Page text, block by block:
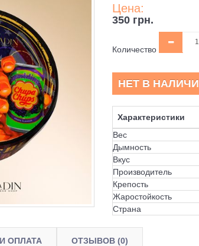
Цена:
350 грн.
Количество
НЕТ В
Характеристики
Вес
Дымность
Вкус
Производитель
Крепость
Жаростойкость
Страна
ОПЛАТА ОТЗЫВОВ (0)